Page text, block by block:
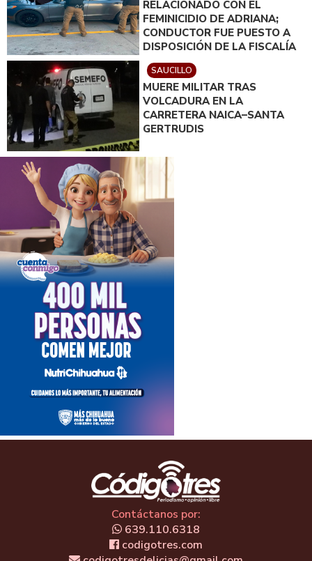
RELACIONADO CON EL
FEMINICIDIO DE ADRIANA;
CONDUCTOR FUE PUESTO A
DISPOSICIÓN DE LA FISCALÍA
SAUCILLO
MUERE MILITAR TRAS
VOLCADURA EN LA
CARRETERA NAICA–SANTA
GERTRUDIS
Contáctanos por:
639.110.6318
codigotres.com